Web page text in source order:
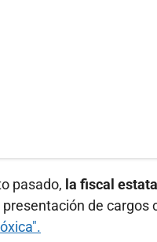
pasado, la fiscal
de